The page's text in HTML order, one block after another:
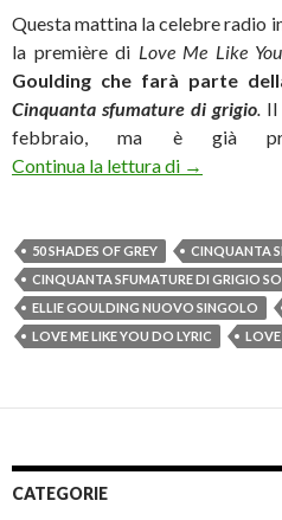
Questa mattina la celebre radio
la première di Love Me Like
Goulding che farà parte
Cinquanta sfumature di grigio Il
febbraio, ma è già
Continua la lettura di
Ellie
→
50 SHADES OF GREY
CINQUANTA
CINQUANTA SFUMATURE DI GRIGIO
ELLIE GOULDING NUOVO SINGOLO
LOVE ME LIKE YOU DO LYRIC
CATEGORIE